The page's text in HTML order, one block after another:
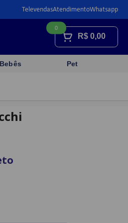
TelevendasAtendimentoWhatsapp
R$ 0,00
0
Bebês Pet